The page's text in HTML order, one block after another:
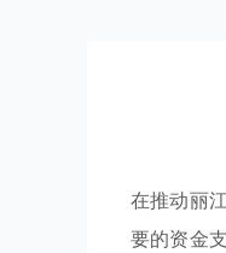
在推动丽
要的资金